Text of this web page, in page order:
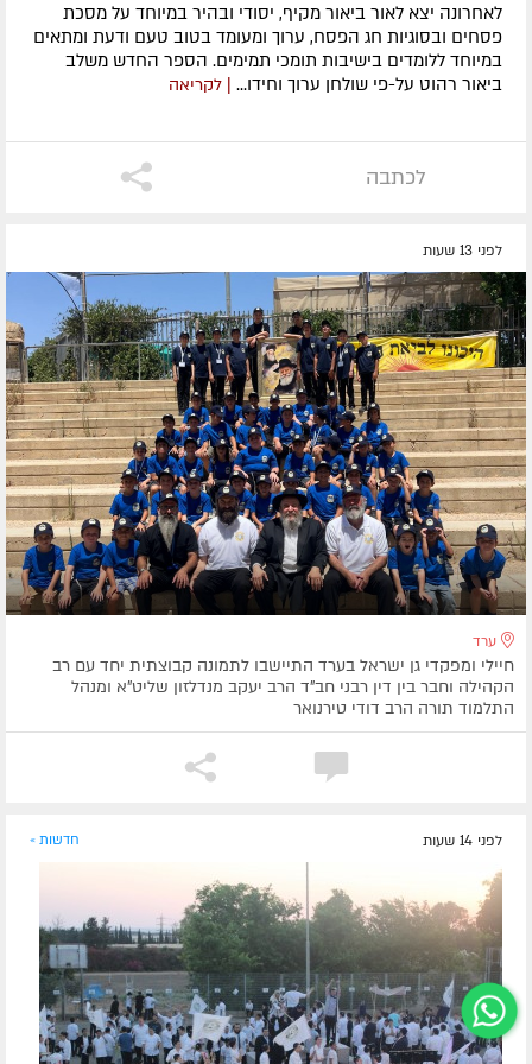
לאחרונה ​יצא לאור ביאור מקיף, יסודי ובהיר במיוחד על מסכת
פסחים ובסוגיות חג הפסח, ערוך ומעומד בטוב טעם ודעת ומתאים
במיוחד ללומדים בישיבות תומכי תמימים. ​הספר החדש משלב
ביאור רהוט על-פי שולחן ערוך וחידו... | לקריאה
לכתבה
לפני 13 שעות
ערד
חיילי ומפקדי גן ישראל בערד התיישבו לתמונה קבוצתית יחד עם רב
הקהילה וחבר בין דין רבני חב"ד הרב יעקב מנדלזון שליט"א ומנהל
התלמוד תורה הרב דודי טירנואר
לפני 14 שעות חדשות »